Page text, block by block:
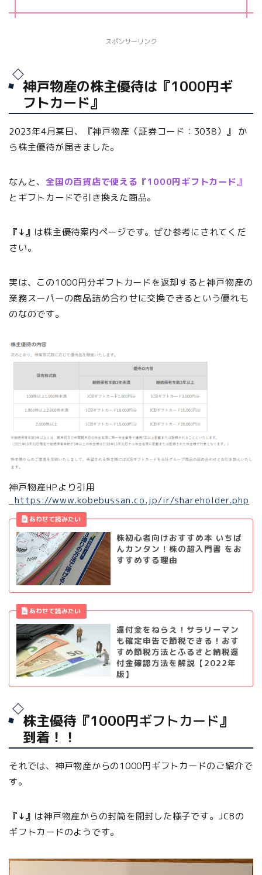
スポンサーリンク
神戸物産の株主優待は『1000円ギ
フトカード』
2023年4月某日、『神戸物産（証券コード：3038）』 か
ら株主優待が届きました。
なんと、全国の百貨店で使える『1000円ギフトカード』
とギフトカードで引き換えた商品。
『↓』 は株主優待案内ページです。ぜひ参考にされてくだ
さい。
実は、この1000円分ギフトカードを返却すると神戸物産の
業務スーパーの商品詰め合わせに交換できるという優れも
のなのです。
神戸物産HPより引用
https://www.kobebussan.co.jp/ir/shareholder.php
株初心者向けおすすめ本 いちば
んカンタン！株の超入門書 をお
すすめする理由
還付金をねらえ！サラリーマン
も確定申告で節税できる！おす
すめ節税方法とふるさと納税還
付金確認方法を解説【2022年
版】
株主優待『1000円ギフトカード』
到着！！
それでは、神戸物産からの1000円ギフトカードのご紹介で
す。
『↓』 は神戸物産からの封筒を開封した様子です。JCBの
ギフトカードのようです。